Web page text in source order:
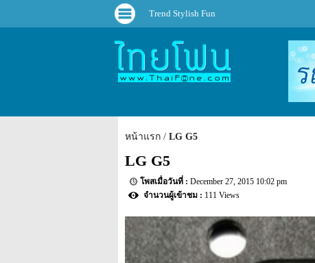
Trend Stylish Fun
หน้าแรก LG G5
LG G5
December 27, 2015 10:02 pm
111 Views